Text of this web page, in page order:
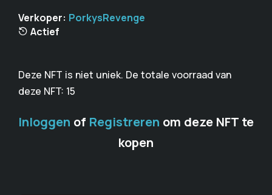
Verkoper: PorkysRevenge
Actief
Deze NFT is niet uniek. De totale voorraad van
deze NFT: 15
Inloggen of Registreren om deze NFT te
kopen